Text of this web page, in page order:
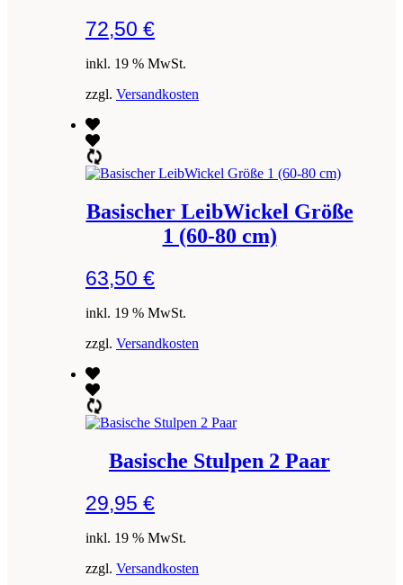
72,50 €
inkl. 19 % MwSt.
zzgl. Versandkosten
Basischer LeibWickel Größe
1 (60-80 cm)
63,50 €
inkl. 19 % MwSt.
zzgl. Versandkosten
Basische Stulpen 2 Paar
29,95 €
inkl. 19 % MwSt.
zzgl. Versandkosten